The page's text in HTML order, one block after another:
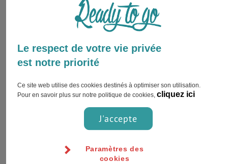
fortement de privilégier la colocation.
Le respect de votre vie privée
est notre priorité
Ce site web utilise des cookies destinés à optimiser son utilisation.
Pour en savoir plus sur notre politique de cookies, cliquez ici
J'accepte
Paramètres des
cookies